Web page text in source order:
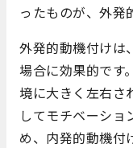
ったものが、外発
外発的動機付けは
場合に効果的です
境に大きく左右さ
してモチベーショ
め、内発的動機付